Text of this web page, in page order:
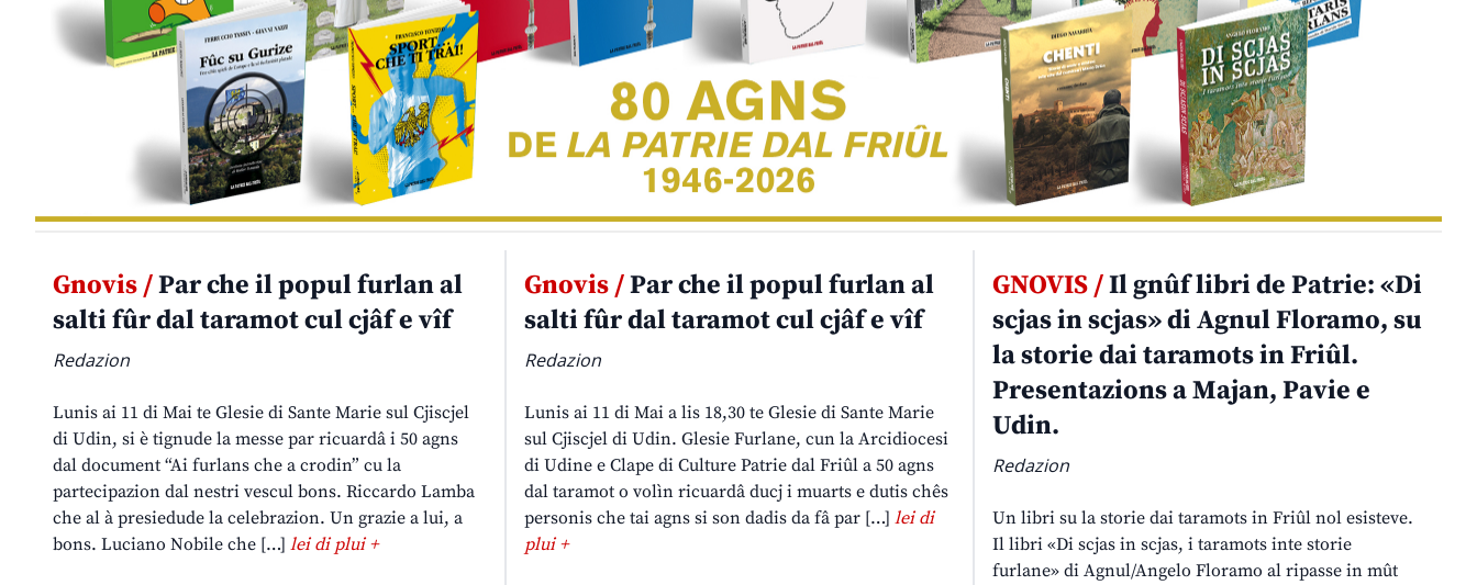
Gnovis /Par che il popul furlan al
salti fûr dal taramot cul cjâf e vîf
Redazion
Lunis ai 11 di Mai te Glesie di Sante Marie sul Cjiscjel
di Udin, si è tignude la messe par ricuardâ i 50 agns
dal document “Ai furlans che a crodin” cu la
partecipazion dal nestri vescul bons. Riccardo Lamba
che al à presiedude la celebrazion. Un grazie a lui, a
bons. Luciano Nobile che […] lei di plui +
Gnovis /Par che il popul furlan al
salti fûr dal taramot cul cjâf e vîf
Redazion
Lunis ai 11 di Mai a lis 18,30 te Glesie di Sante Marie
sul Cjiscjel di Udin. Glesie Furlane, cun la Arcidiocesi
di Udine e Clape di Culture Patrie dal Friûl a 50 agns
dal taramot o volìn ricuardâ ducj i muarts e dutis chês
personis che tai agns si son dadis da fâ par […] lei di
plui +
GNOVIS /Il gnûf libri de Patrie: «Di
scjas in scjas» di Agnul Floramo, su
la storie dai taramots in Friûl.
Presentazions a Majan, Pavie e
Udin.
Redazion
Un libri su la storie dai taramots in Friûl nol esisteve.
Il libri «Di scjas in scjas, i taramots inte storie
furlane» di Agnul/Angelo Floramo al ripasse in mût